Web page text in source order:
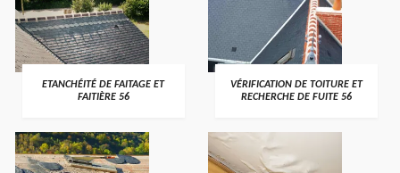
>
ETANCHÉITÉ DE FAITAGE ET
FAITIÈRE 56
>
VÉRIFICATION DE TOITURE ET
RECHERCHE DE FUITE 56